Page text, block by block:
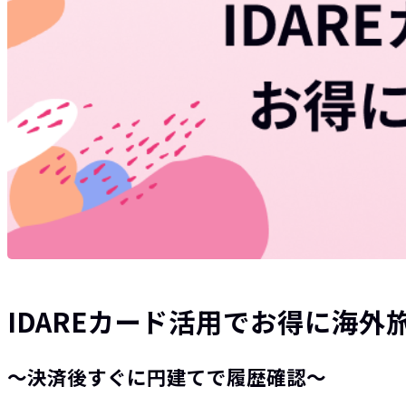
IDAREカード活用でお得に海外
～決済後すぐに円建てで履歴確認～